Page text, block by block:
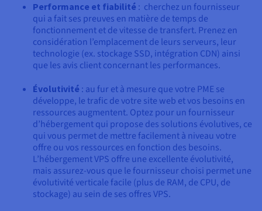
Performance et fiabilité : cherchez un fournisseur
qui a fait ses preuves en matière de temps de
fonctionnement et de vitesse de transfert. Prenez en
considération l’emplacement de leurs serveurs, leur
technologie (ex. stockage SSD, intégration CDN) ainsi
que les avis client concernant les performances.
Évolutivité : au fur et à mesure que votre PME se
développe, le trafic de votre site web et vos besoins en
ressources augmentent. Optez pour un fournisseur
d’hébergement qui propose des solutions évolutives, ce
qui vous permet de mettre facilement à niveau votre
offre ou vos ressources en fonction des besoins.
L’hébergement VPS offre une excellente évolutivité,
mais assurez-vous que le fournisseur choisi permet une
évolutivité verticale facile (plus de RAM, de CPU, de
stockage) au sein de ses offres VPS.